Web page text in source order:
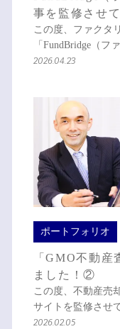
事を監修させ
この度、ファクタ
「FundBridge（
2026.04.23
ポートフォリオ
「GMO不動
ました！②
この度、不動産売
サイトを監修させ
2026.02.05